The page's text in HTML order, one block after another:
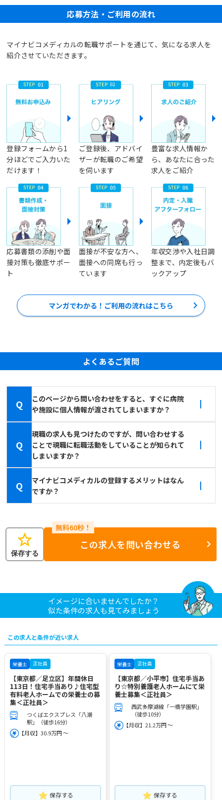
応募方法・ご利用の流れ
マイナビコメディカルの転職サポートを通じて、気になる求人を
紹介させていただきます。
登録フォームから1
分ほどでご入力いた
だけます！
ご登録後、アドバイ
ザーが転職のご希望
を伺います
豊富な求人情報か
ら、あなたに合った
求人をご紹介
応募書類の添削や面
接対策も徹底サポー
ト
面接が不安な方へ、
面接への同席も行っ
ています
年収交渉や入社日調
整まで、内定後もバ
ックアップ
マンガでわかる！ご利用の流れはこちら
よくあるご質問
Q
このページから問い合わせをすると、すぐに病院
や施設に個人情報が渡されてしまいますか？
Q
現職の求人も見つけたのですが、問い合わせする
ことで現職に転職活動をしていることが知られて
しまいますか？
Q
マイナビコメディカルの登録するメリットはなん
ですか？
star
保存する
この求人を問い合わせる
イメージに合いませんでしたか？
似た条件の求人も見てみましょう
この求人と条件が近い求人
栄養士 正社員
【東京都／足立区】年間休日
113日！住宅手当あり♪住宅型
有料老人ホームでの栄養士の募
集＜正社員＞
つくばエクスプレス「八潮
駅」（徒歩16分）
【月収】30.9万円 ～
保存する
栄養士 正社員
【東京都／小平市】住宅手当あ
り☆特別養護老人ホームにて栄
養士募集＜正社員＞
西武多摩湖線「一橋学園駅」
（徒歩10分）
【月収】21.2万円 ～
保存する